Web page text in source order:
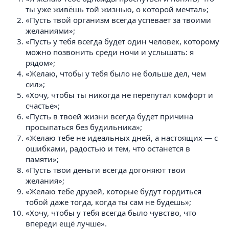
ты уже живёшь той жизнью, о которой мечтал»;
«Пусть твой организм всегда успевает за твоими
желаниями»;
«Пусть у тебя всегда будет один человек, которому
можно позвонить среди ночи и услышать: я
рядом»;
«Желаю, чтобы у тебя было не больше дел, чем
сил»;
«Хочу, чтобы ты никогда не перепутал комфорт и
счастье»;
«Пусть в твоей жизни всегда будет причина
просыпаться без будильника»;
«Желаю тебе не идеальных дней, а настоящих — с
ошибками, радостью и тем, что останется в
памяти»;
«Пусть твои деньги всегда догоняют твои
желания»;
«Желаю тебе друзей, которые будут гордиться
тобой даже тогда, когда ты сам не будешь»;
«Хочу, чтобы у тебя всегда было чувство, что
впереди ещё лучше».